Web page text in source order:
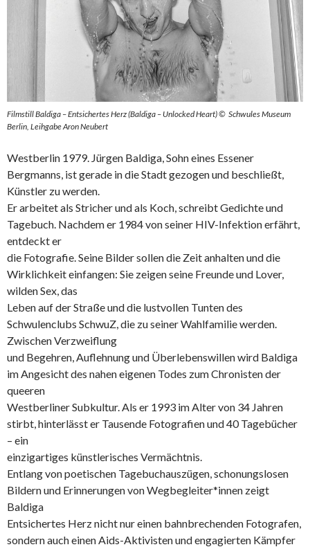
Filmstill Baldiga –Entsichertes Herz (Baldiga – Unlocked Heart)© Schwules Museum
Berlin, Leihgabe Aron Neubert
Westberlin 1979. Jürgen Baldiga, Sohn eines Essener
Bergmanns, ist gerade in die Stadt gezogen und beschließt,
Künstler zu werden.
Er arbeitet als Stricher und als Koch, schreibt Gedichte und
Tagebuch. Nachdem er 1984 von seiner HIV-Infektion erfährt,
entdeckt er
die Fotografie. Seine Bilder sollen die Zeit anhalten und die
Wirklichkeit einfangen: Sie zeigen seine Freunde und Lover,
wilden Sex, das
Leben auf der Straße und die lustvollen Tunten des
Schwulenclubs SchwuZ, die zu seiner Wahlfamilie werden.
Zwischen Verzweiflung
und Begehren, Auflehnung und Überlebenswillen wird Baldiga
im Angesicht des nahen eigenen Todes zum Chronisten der
queeren
Westberliner Subkultur. Als er 1993 im Alter von 34 Jahren
stirbt, hinterlässt er Tausende Fotografien und 40 Tagebücher
– ein
einzigartiges künstlerisches Vermächtnis.
Entlang von poetischen Tagebuchauszügen, schonungslosen
Bildern und Erinnerungen von Wegbegleiter*innen zeigt
Baldiga
Entsichertes Herz nicht nur einen bahnbrechenden Fotografen,
sondern auch einen Aids-Aktivisten und engagierten Kämpfer